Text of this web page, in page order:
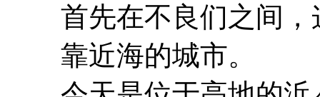
首先在不良们之间
靠近海的城市。